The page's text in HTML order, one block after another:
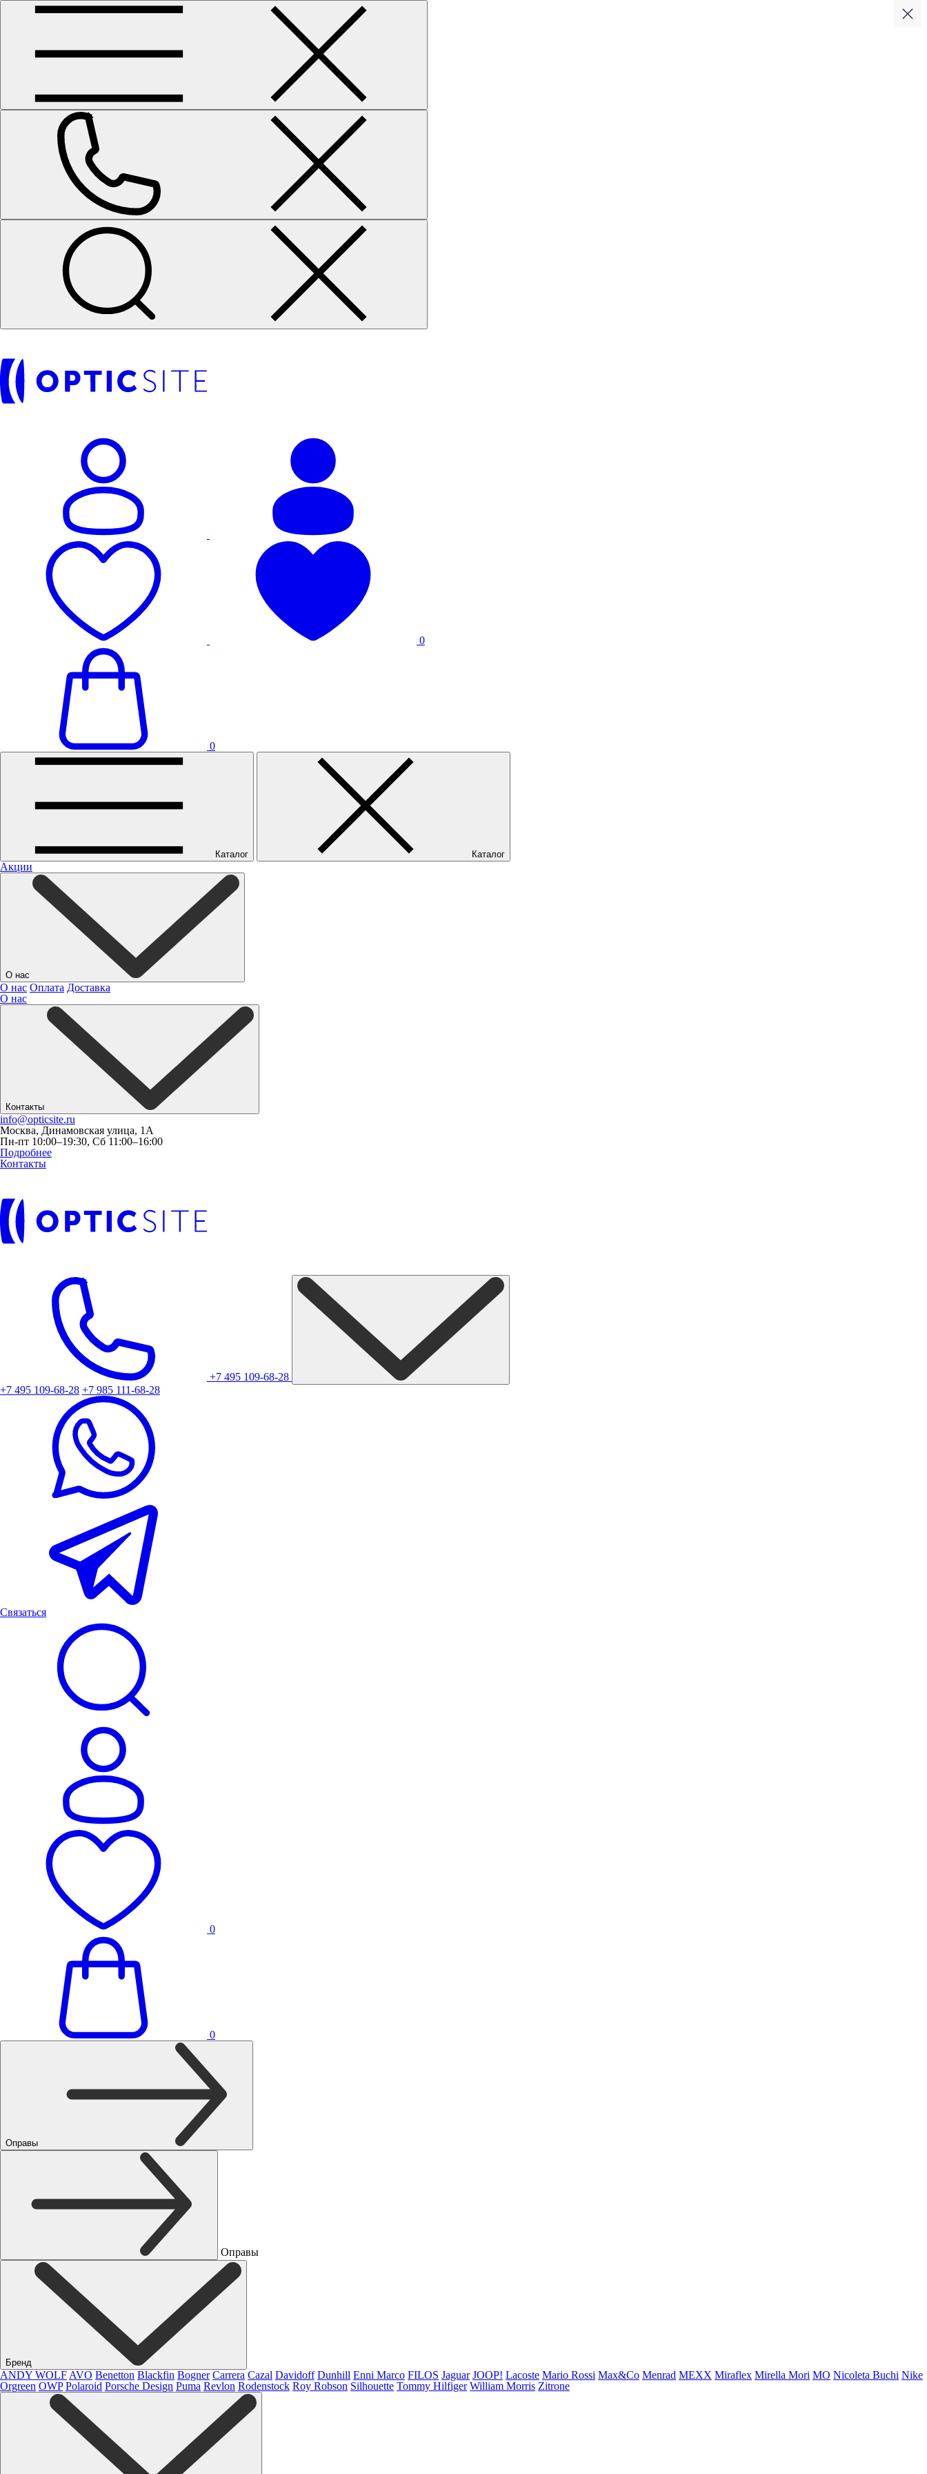
0
0
Каталог Каталог
Акции
О нас
О нас Оплата Доставка
О нас
Контакты
info@opticsite.ru
Москва, Динамовская улица, 1А
Пн-пт 10:00–19:30, Сб 11:00–16:00
Подробнее
Контакты
+7 495 109-68-28
+7 495 109-68-28 +7 985 111-68-28
Связаться
0
0
Оправы
Оправы
Бренд
ANDY WOLF AVO Benetton Blackfin Bogner Carrera Cazal Davidoff Dunhill Enni Marco FILOS Jaguar JOOP! Lacoste Mario Rossi Max&Co Menrad MEXX Miraflex Mirella Mori MO Nicoleta Buchi Nike
Orgreen OWP Polaroid Porsche Design Puma Revlon Rodenstock Roy Robson Silhouette Tommy Hilfiger William Morris Zitrone